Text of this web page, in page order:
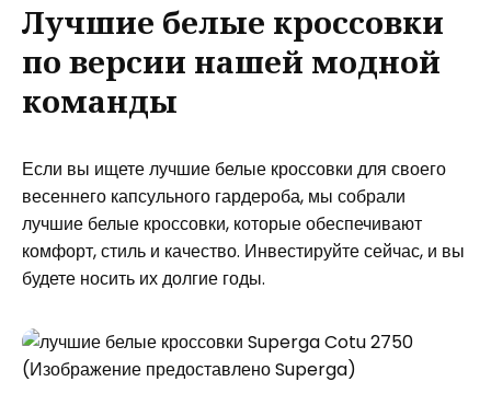
Лучшие белые кроссовки
по версии нашей модной
команды
Если вы ищете лучшие белые кроссовки для своего
весеннего капсульного гардероба, мы собрали
лучшие белые кроссовки, которые обеспечивают
комфорт, стиль и качество. Инвестируйте сейчас, и вы
будете носить их долгие годы.
(Изображение предоставлено Superga)